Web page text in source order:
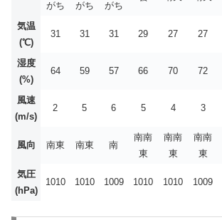
がち がち がち
気温
(℃)
31 31 31 29 27 27
湿度
(%)
64 59 57 66 70 72
風速
(m/s)
2 5 6 5 4 3
風向 南東 南東 南
南南
東
南南
東
南南
東
気圧
(hPa)
1010 1010 1009 1010 1010 1009